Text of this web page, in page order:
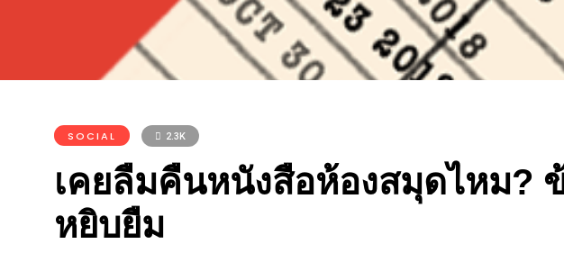
SOCIAL 2.3K
เคยลืมคืนหนังสือห้องสมุดไหม?
หยิบยืม